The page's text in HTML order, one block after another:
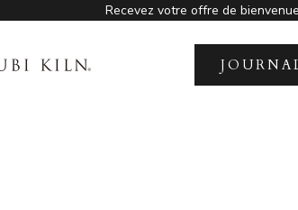
Recevez votre offre de bienvenue